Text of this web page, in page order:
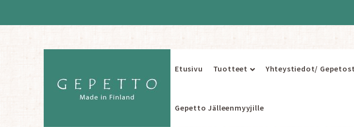
Siirry
Siirry
Etusivu Tuotteet Yhteystiedot/
Gepetto Jälleenmyyjille